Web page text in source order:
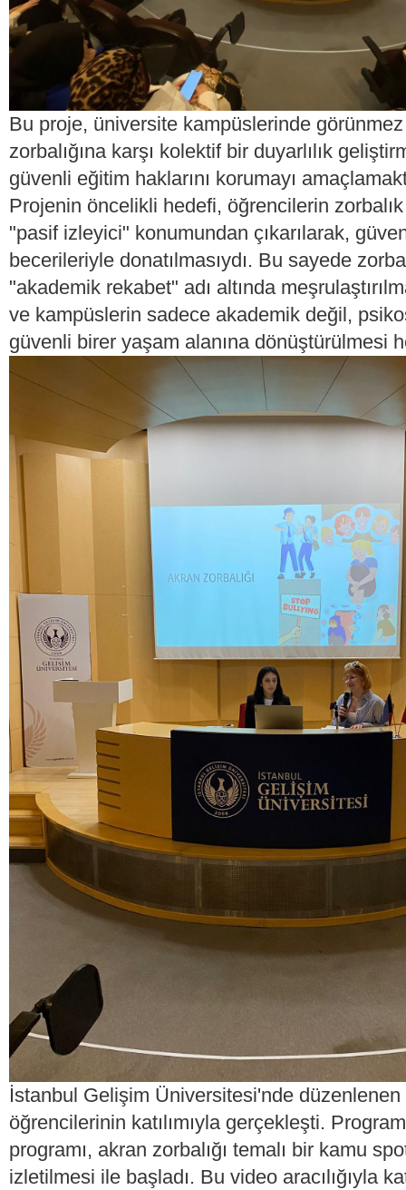
Bu proje, üniversite kampüslerinde
zorbalığına karşı kolektif bir duyarlılık
güvenli eğitim haklarını korumayı
Projenin öncelikli hedefi, öğrencilerin zorbalık
"pasif izleyici" konumundan çıkarılarak,
becerileriyle donatılmasıydı. Bu sayede
"akademik rekabet" adı altında
ve kampüslerin sadece akademik değil,
güvenli birer yaşam alanına dönüştürülmesi
İstanbul Gelişim Üniversitesi'nde
öğrencilerinin katılımıyla gerçekleşti.
programı, akran zorbalığı temalı bir kamu
izletilmesi ile başladı. Bu video aracılığıyla